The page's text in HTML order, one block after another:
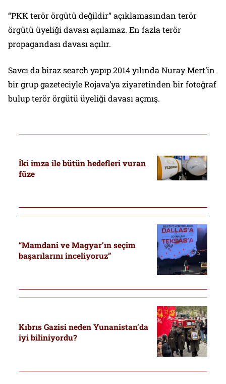
“PKK terör örgütü değildir” açıklamasından terör
örgütü üyeliği davası açılamaz. En fazla terör
propagandası davası açılır.
Savcı da biraz search yapıp 2014 yılında Nuray Mert’in
bir grup gazeteciyle Rojava’ya ziyaretinden bir fotoğraf
bulup terör örgütü üyeliği davası açmış.
İki imza ile bütün hedefleri vuran
füze
“Mamdani ve Magyar’ın seçim
başarılarını inceliyoruz”
Kıbrıs Gazisi neden Yunanistan’da
iyi biliniyordu?